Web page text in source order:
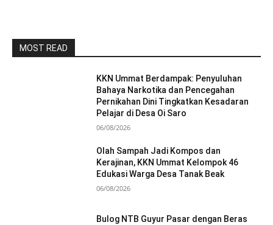
MOST READ
KKN Ummat Berdampak: Penyuluhan
Bahaya Narkotika dan Pencegahan
Pernikahan Dini Tingkatkan Kesadaran
Pelajar di Desa Oi Saro
06/08/2026
Olah Sampah Jadi Kompos dan
Kerajinan, KKN Ummat Kelompok 46
Edukasi Warga Desa Tanak Beak
06/08/2026
Bulog NTB Guyur Pasar dengan Beras